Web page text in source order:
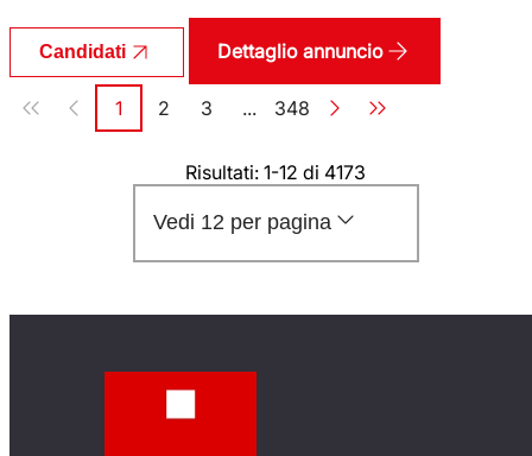
Candidati Dettaglio annuncio
Paginazione
Pagina
1 Pagina
2 Pagina
3 ... Pagina
348
Risultati: 1-12 di 4173
Vedi 12 per pagina